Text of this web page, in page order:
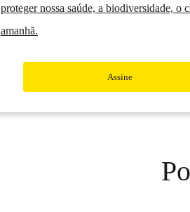
proteger nossa saúde, a biodiversidade, o
amanhã.
Assine